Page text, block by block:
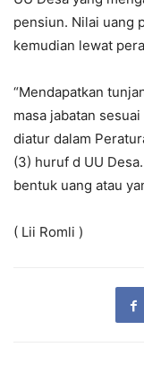
pensiun. Nilai uang
kemudian lewat
“Mendapatkan
masa jabatan
diatur dalam
(3) huruf d UU
bentuk uang atau
( Lii Romli )